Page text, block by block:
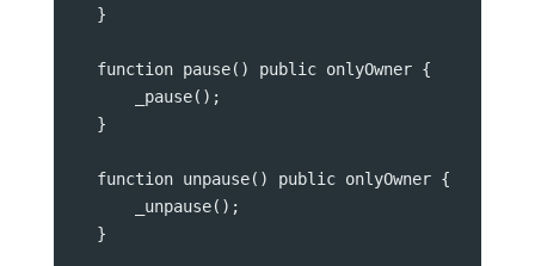
    }
    function pause() public onlyOwner {
        _pause();
    }
    function unpause() public onlyOwner {
        _unpause();
    }